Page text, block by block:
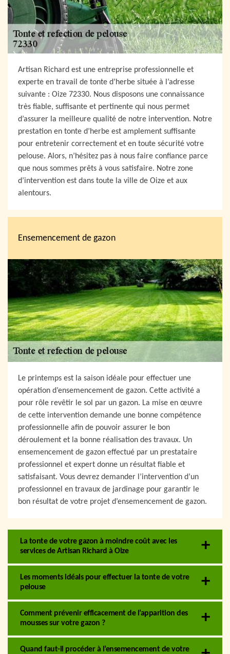
Artisan Richard est une entreprise professionnelle et
experte en travail de tonte d’herbe située à l’adresse
suivante : Oize 72330. Nous disposons une connaissance
très fiable, suffisante et pertinente qui nous permet
d’assurer la meilleure qualité de notre intervention. Notre
prestation en tonte d’herbe est amplement suffisante
pour entretenir correctement et en toute sécurité votre
pelouse. Alors, n’hésitez pas à nous faire confiance parce
que nous sommes prêts à vous satisfaire. Notre zone
d’intervention est dans toute la ville de Oize et aux
alentours.
Ensemencement de gazon
Le printemps est la saison idéale pour effectuer une
opération d’ensemencement de gazon. Cette activité a
pour rôle revêtir le sol par un gazon. La mise en œuvre
de cette intervention demande une bonne compétence
professionnelle afin de pouvoir assurer le bon
déroulement et la bonne réalisation des travaux. Un
ensemencement de gazon effectué par un prestataire
professionnel et expert donne un résultat fiable et
satisfaisant. Vous devrez demander l’intervention d’un
professionnel en travaux de jardinage pour garantir le
bon résultat de votre projet d’ensemencement de gazon.
La tonte de votre gazon à moindre coût avec les
services de Artisan Richard à Oize
Les moments idéals pour effectuer la tonte de votre
pelouse
Comment prévenir efficacement de l’apparition des
mousses sur votre gazon ?
Quand faut-il procéder à l’ensemencement de votre